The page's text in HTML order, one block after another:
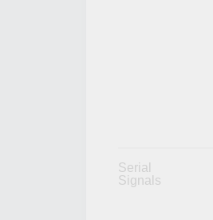
Serial
Signals